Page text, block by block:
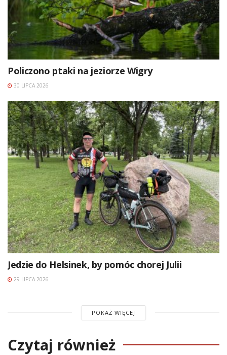
Policzono ptaki na jeziorze Wigry
30 LIPCA 2026
Jedzie do Helsinek, by pomóc chorej Julii
29 LIPCA 2026
POKAŻ WIĘCEJ
Czytaj również